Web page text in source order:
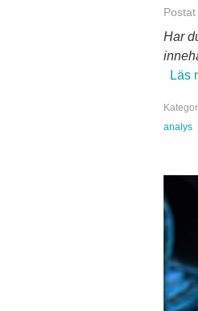
Har
Läs
analys